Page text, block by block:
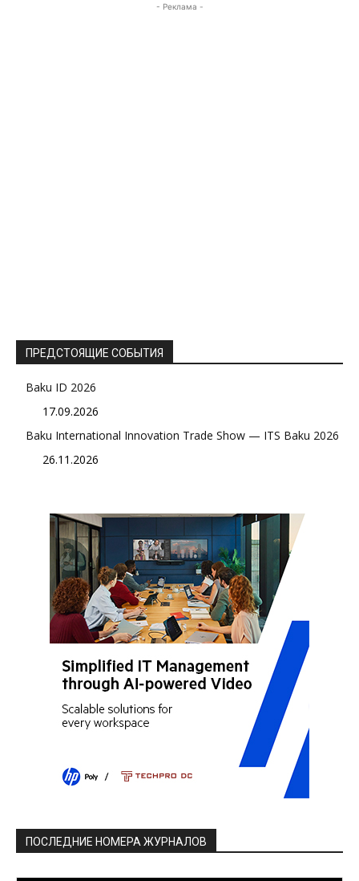
- Реклама -
ПРЕДСТОЯЩИЕ СОБЫТИЯ
Baku ID 2026
17.09.2026
Baku International Innovation Trade Show — ITS Baku 2026
26.11.2026
ПОСЛЕДНИЕ НОМЕРА ЖУРНАЛОВ